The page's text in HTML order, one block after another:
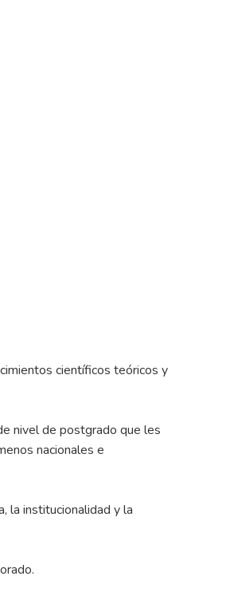
científicos teóricos y
nivel de postgrado que les
nacionales e
la institucionalidad y la